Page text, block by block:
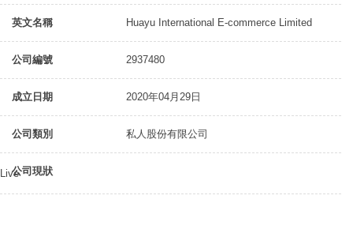
英文名稱 Huayu International E-commerce Limited
公司編號 2937480
成立日期 2020年04月29日
公司類別 私人股份有限公司
公司現狀
Live